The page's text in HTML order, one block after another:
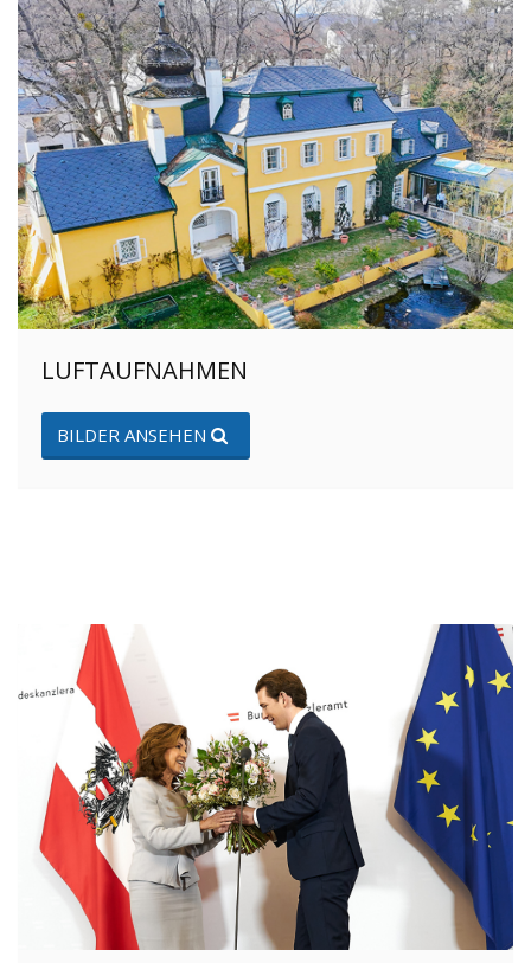
LUFTAUFNAHMEN
BILDER ANSEHEN